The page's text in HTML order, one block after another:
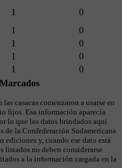
1
0
1
0
1
0
1
0
1
0
casacas comenzaron a usarse en
fijos. Esa información aparecía
lo que los datos brindados aquí
de la Confederación Sudamericana
ediciones y, cuando ese dato está
listados no deben considerarse
a la información cargada en la